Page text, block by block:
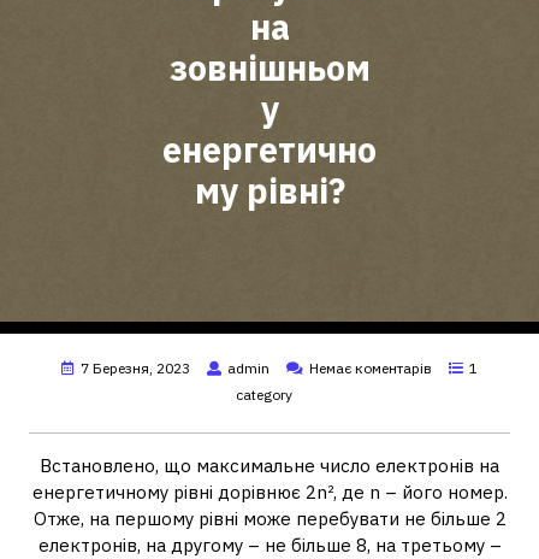
на
зовнішньом
у
енергетично
му рівні?
7 Березня, 2023 admin Немає коментарів
1
category
Встановлено, що максимальне число електронів на
енергетичному рівні дорівнює 2n², де n – його номер.
Отже, на першому рівні може перебувати не більше 2
електронів, на другому – не більше 8, на третьому –